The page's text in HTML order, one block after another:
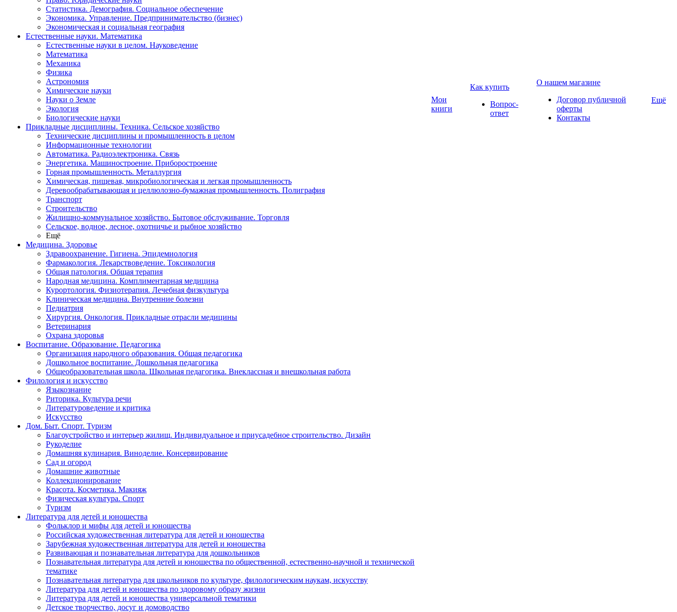
Статистика. Демография. Социальное обеспечение
Экономика. Управление. Предпринимательство (бизнес)
Экономическая и социальная география
Естественные науки. Математика
Естественные науки в целом. Науковедение
Математика
Механика
Физика
Астрономия
Химические науки
Науки о Земле
Экология
Биологические науки
Прикладные дисциплины. Техника. Сельское хозяйство
Технические дисциплины и промышленность в целом
Информационные технологии
Автоматика. Радиоэлектроника. Связь
Энергетика. Машиностроение. Приборостроение
Горная промышленность. Металлургия
Химическая, пищевая, микробиологическая и легкая промышленность
Деревообрабатывающая и целлюлозно-бумажная промышленность. Полиграфия
Транспорт
Строительство
Жилищно-коммунальное хозяйство. Бытовое обслуживание. Торговля
Сельское, водное, лесное, охотничье и рыбное хозяйство
Ещё
Медицина. Здоровье
Здравоохранение. Гигиена. Эпидемиология
Фармакология. Лекарствоведение. Токсикология
Общая патология. Общая терапия
Народная медицина. Комплиментарная медицина
Курортология. Физиотерапия. Лечебная физкультура
Клиническая медицина. Внутренние болезни
Педиатрия
Хирургия. Онкология. Прикладные отрасли медицины
Ветеринария
Охрана здоровья
Воспитание. Образование. Педагогика
Организация народного образования. Общая педагогика
Дошкольное воспитание. Дошкольная педагогика
Общеобразовательная школа. Школьная педагогика. Внеклассная и внешкольная работа
Филология и искусство
Языкознание
Риторика. Культура речи
Литературоведение и критика
Искусство
Дом. Быт. Спорт. Туризм
Благоустройство и интерьер жилищ. Индивидуальное и приусадебное строительство. Дизайн
Рукоделие
Домашняя кулинария. Виноделие. Консервирование
Сад и огород
Домашние животные
Коллекционирование
Красота. Косметика. Макияж
Физическая культура. Спорт
Туризм
Литература для детей и юношества
Фольклор и мифы для детей и юношества
Российская художественная литература для детей и юношества
Зарубежная художественная литература для детей и юношества
Развивающая и познавательная литература для дошкольников
Познавательная литература для детей и юношества по общественной, естественно-научной и технической
тематике
Познавательная литература для школьников по культуре, филологическим наукам, искусству
Литература для детей и юношества по здоровому образу жизни
Литература для детей и юношества универсальной тематики
Детское творчество, досуг и домоводство
Мои
книги
Как купить
Вопрос-
ответ
О нашем магазине
Договор публичной
оферты
Контакты
Ещё